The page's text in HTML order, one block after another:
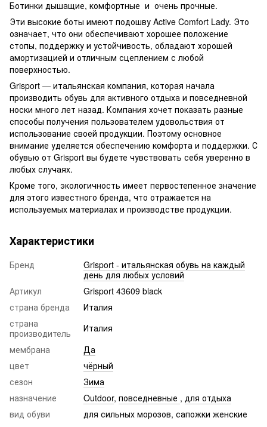
Ботинки дышащие, комфортные и очень прочные.
Эти высокие боты имеют подошву Active Comfort Lady. Это
означает, что они обеспечивают хорошее положение
стопы, поддержку и устойчивость, обладают хорошей
амортизацией и отличным сцеплением с любой
поверхностью.
Grisport — итальянская компания, которая начала
производить обувь для активного отдыха и повседневной
носки много лет назад. Компания хочет показать разные
способы получения пользователем удовольствия от
использование своей продукции. Поэтому основное
внимание уделяется обеспечению комфорта и поддержки. С
обувью от Grisport вы будете чувствовать себя уверенно в
любых случаях.
Кроме того, экологичность имеет первостепенное значение
для этого известного бренда, что отражается на
используемых материалах и производстве продукции.
Характеристики
Бренд
Grisport - итальянская обувь на каждый
день для любых условий
Артикул
Grisport 43609 black
страна бренда
Италия
страна
производитель
Италия
мембрана
Да
цвет
чёрный
сезон
Зима
назначение
Outdoor, повседневные , для отдыха
вид обуви
для сильных морозов, сапожки женские